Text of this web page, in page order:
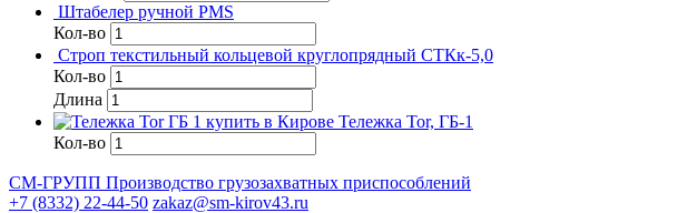
Штабелер ручной PMS
Кол-во
Строп текстильный кольцевой круглопрядный СТКк-5,0
Кол-во
Длина
Тележка Tor, ГБ-1
Кол-во
СМ-ГРУПП Производство грузозахватных приспособлений
+7 (8332) 22-44-50 zakaz@sm-kirov43.ru